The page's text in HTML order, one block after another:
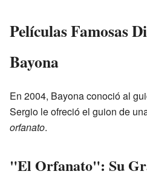
Películas Famosas
Bayona
En 2004, Bayona conoció al
Sergio le ofreció el guion de
orfanato.
"El Orfanato": Su